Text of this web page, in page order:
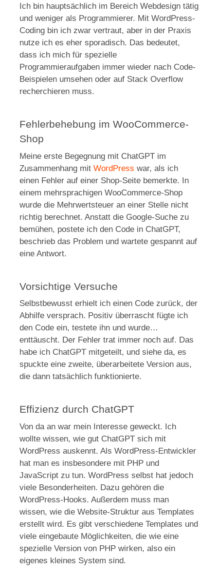
Ich bin hauptsächlich im Bereich Webdesign tätig
und weniger als Programmierer. Mit WordPress-
Coding bin ich zwar vertraut, aber in der Praxis
nutze ich es eher sporadisch. Das bedeutet,
dass ich mich für spezielle
Programmieraufgaben immer wieder nach Code-
Beispielen umsehen oder auf Stack Overflow
recherchieren muss.
Fehlerbehebung im WooCommerce-
Shop
Meine erste Begegnung mit ChatGPT im
Zusammenhang mit WordPress war, als ich
einen Fehler auf einer Shop-Seite bemerkte. In
einem mehrsprachigen WooCommerce-Shop
wurde die Mehrwertsteuer an einer Stelle nicht
richtig berechnet. Anstatt die Google-Suche zu
bemühen, postete ich den Code in ChatGPT,
beschrieb das Problem und wartete gespannt auf
eine Antwort.
Vorsichtige Versuche
Selbstbewusst erhielt ich einen Code zurück, der
Abhilfe versprach. Positiv überrascht fügte ich
den Code ein, testete ihn und wurde…
enttäuscht. Der Fehler trat immer noch auf. Das
habe ich ChatGPT mitgeteilt, und siehe da, es
spuckte eine zweite, überarbeitete Version aus,
die dann tatsächlich funktionierte.
Effizienz durch ChatGPT
Von da an war mein Interesse geweckt. Ich
wollte wissen, wie gut ChatGPT sich mit
WordPress auskennt. Als WordPress-Entwickler
hat man es insbesondere mit PHP und
JavaScript zu tun. WordPress selbst hat jedoch
viele Besonderheiten. Dazu gehören die
WordPress-Hooks. Außerdem muss man
wissen, wie die Website-Struktur aus Templates
erstellt wird. Es gibt verschiedene Templates und
viele eingebaute Möglichkeiten, die wie eine
spezielle Version von PHP wirken, also ein
eigenes kleines System sind.